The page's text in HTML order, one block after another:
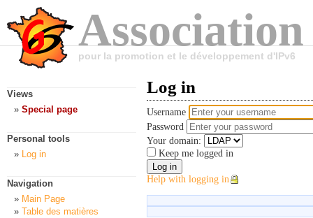
pour la promotion et le développement d'IPv6
Log in
Username
Password
Your domain:
Keep me logged in
Help with logging in
Views
Special page
Personal tools
Log in
Navigation
Main Page
Table des matières